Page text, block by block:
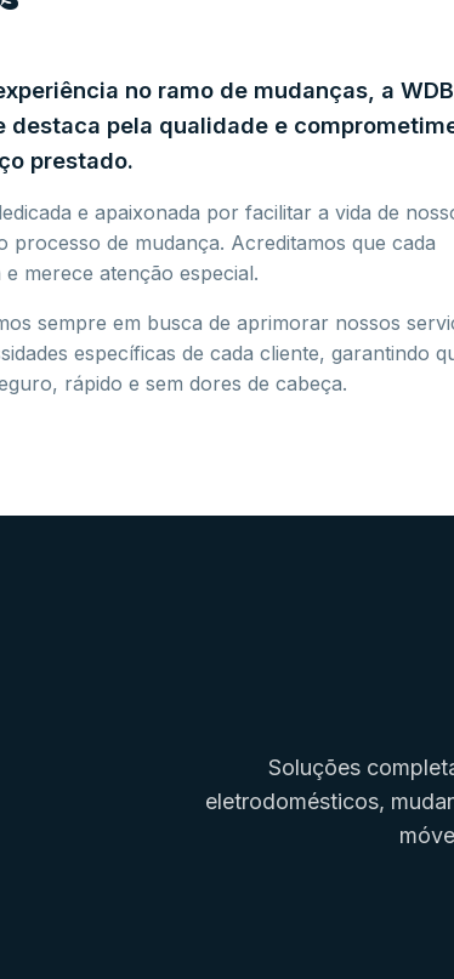
no ramo de mudanças, a WDB
destaca pela qualidade e
prestado.
e apaixonada por facilitar a vida de
processo de mudança. Acreditamos que cada
merece atenção especial.
sempre em busca de aprimorar nossos
específicas de cada cliente, garantindo
rápido e sem dores de cabeça.
Soluções
eletrodomésticos,